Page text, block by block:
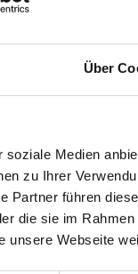
Über
Medien
zu Ihrer
Partner führen
die sie im
unsere Webseite
Stelle und in
kommen
da mehr
Er kombiniert
und